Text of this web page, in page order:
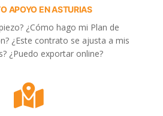
APOYO EN ASTURIAS
¿Cómo hago mi Plan de
¿Este contrato se ajusta a mis
¿Puedo exportar online?